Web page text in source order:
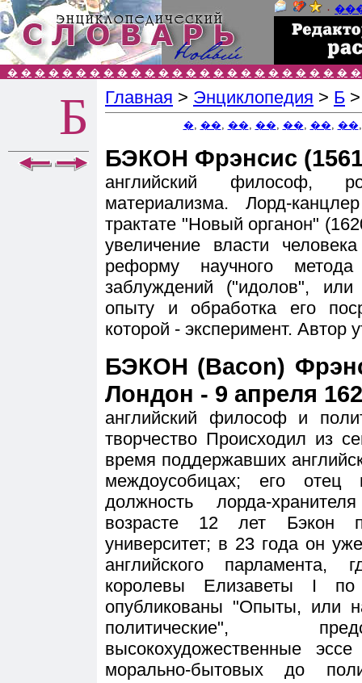
٠
� � � � � � � � � � � � � � � � � � � � � � � � � �
Б Главная > Энциклопедия > Б
�, ��, ��, ��, ��, ��, ��
БЭКОН Фрэнсис
английский философ,
материализма. Лорд-
трактате "Новый органон"
увеличение власти
реформу научного
заблуждений ("идолов",
опыту и обработка его
которой - эксперимент. Автор
БЭКОН (Bacon)
Лондон - 9 апреля
английский философ и
творчество Происходил из
время поддержавших
междоусобицах; его отец
должность лорда-
возрасте 12 лет Бэкон
университет; в 23 года он
английского парламента,
королевы Елизаветы I
опубликованы "Опыты, или
политические",
высокохудожественные
морально-бытовых до